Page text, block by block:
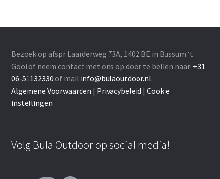
Bezoek op afspr Laarderweg 73A, 1402 BE in Bussum ‘t
Gooi of neem contact met ons op door te bellen naar: +31
06-51132330 of mail info@bulaoutdoor.nl.
Algemene Voorwaarden | Privacybeleid | Cookie
instellingen
Volg Bula Outdoor op social media!